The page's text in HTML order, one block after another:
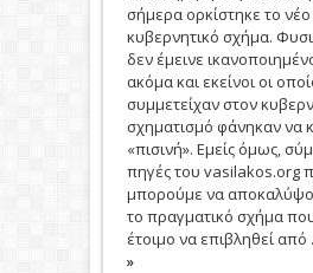
σήμερα ορκίστηκε το νέο
κυβερνητικό σχήμα.
δεν έμεινε
ακόμα και εκείνοι οι
συμμετείχαν στον
σχηματισμό φάνηκαν να
«πισινή». Εμείς όμως,
πηγές του vasilakos.org
μπορούμε να
το πραγματικό σχήμα
έτοιμο να επιβληθεί από
»